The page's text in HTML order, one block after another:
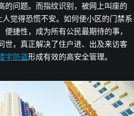
的问题。而指纹识别，被网上叫座的
人觉得恐慌不安。如何使小区的门禁系
捷性，成为所有公民最期待的事，
世，真正解决了住户进、出及来访客
宇防盗形成有效的高安全管理。